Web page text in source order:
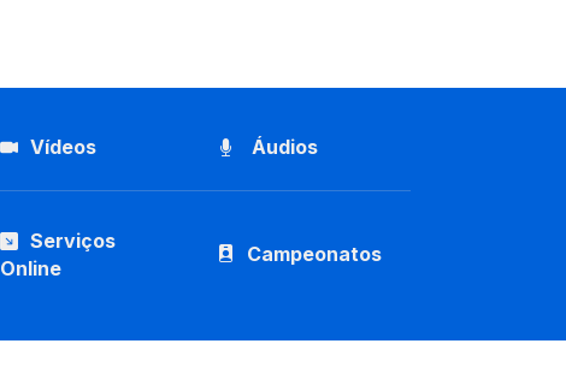
Vídeos Áudios
Serviços
Online
Campeonatos